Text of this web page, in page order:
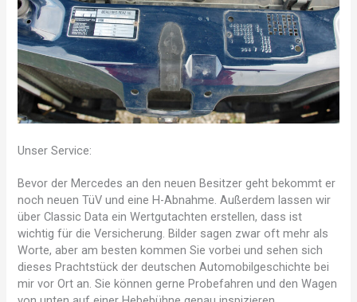
Unser Service:
Bevor der Mercedes an den neuen Besitzer geht bekommt er
noch neuen TüV und eine H-Abnahme. Außerdem lassen wir
über Classic Data ein Wertgutachten erstellen, dass ist
wichtig für die Versicherung. Bilder sagen zwar oft mehr als
Worte, aber am besten kommen Sie vorbei und sehen sich
dieses Prachtstück der deutschen Automobilgeschichte bei
mir vor Ort an. Sie können gerne Probefahren und den Wagen